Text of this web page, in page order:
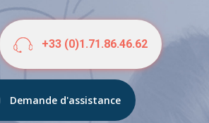
+33 (0)1.71.86.46.62
Demande d'assistance